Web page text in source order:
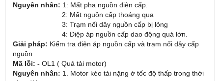
Nguyên nhân: 1: Mất pha nguồn điện cấp.
2: Mất nguồn cấp thoáng qua
3: Trạm nối dây nguồn cấp bị lỏng
4: Điệp áp nguồn cấp dao động quá lớn.
Giải pháp: Kiểm tra điện áp nguồn cấp và trạm nối dây cấp
nguồn
Mã lỗi: - OL1 ( Quá tải motor)
Nguyên nhân: 1. Motor kéo tải nặng ở tốc độ thấp trong thời